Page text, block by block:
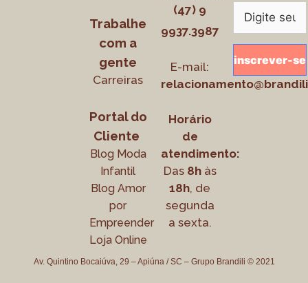
Trabalhe
com a
gente
Carreiras
Portal do
Cliente
Blog Moda
Infantil
Blog Amor
por
Empreender
Loja Online
(47) 9
9937.3987
E-mail:
Horário
de
atendimento:
Das8hàs
18h, de
segunda
a sexta.
Av. Quintino Bocaiúva, 29 – Apiúna / SC – Grupo Brandili © 2021